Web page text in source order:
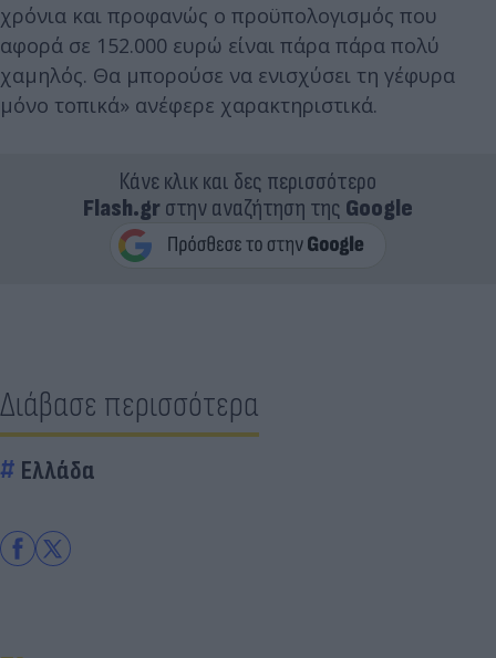
χρόνια και προφανώς ο προϋπολογισμός που
αφορά σε 152.000 ευρώ είναι πάρα πάρα πολύ
χαμηλός. Θα μπορούσε να ενισχύσει τη γέφυρα
μόνο τοπικά» ανέφερε χαρακτηριστικά.
Κάνε κλικ και δες περισσότερο
Flash.grστην αναζήτηση της Google
Διάβασε περισσότερα
Ελλάδα